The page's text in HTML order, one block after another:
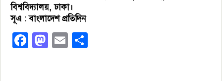
বিশ্ববিদ্যালয়, ঢাকা।
সূএ : বাংলাদেশ প্রতিদিন
Facebook
Mastodon
Email